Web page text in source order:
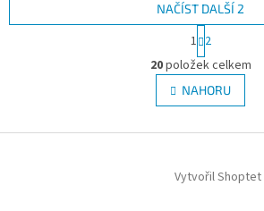
O
v
l
á
í
NAČÍST DALŠÍ 2
t
r
á
n
k
v
n
í
1 2
20položek celkem
NAHORU
Vytvořil Shoptet